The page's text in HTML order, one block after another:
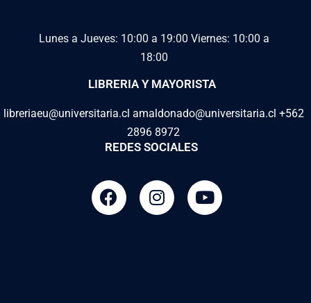
Lunes a Jueves: 10:00 a 19:00 Viernes: 10:00 a
18:00
LIBRERIA Y MAYORISTA
libreriaeu@universitaria.cl amaldonado@universitaria.cl +562
2896 8972
REDES SOCIALES